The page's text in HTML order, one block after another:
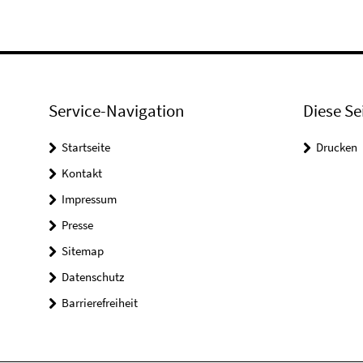
Service-Navigation
Startseite
Kontakt
Impressum
Presse
Sitemap
Datenschutz
Barrierefreiheit
Diese
Drucken